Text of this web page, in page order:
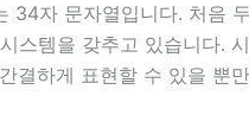
34자 문자열입니다. 처
스템을 갖추고 있습니다.
결하게 표현할 수 있을